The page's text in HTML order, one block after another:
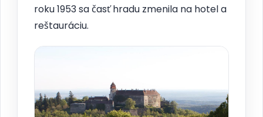
roku 1953 sa časť hradu zmenila na hotel a
reštauráciu.